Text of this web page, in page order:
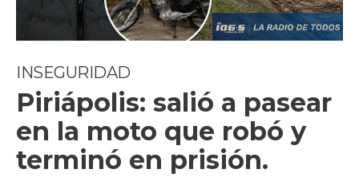
INSEGURIDAD
Piriápolis: salió a pasear
en la moto que robó y
terminó en prisión.